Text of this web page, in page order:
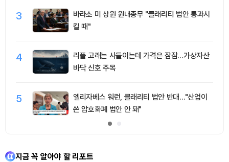
3
바라소 미 상원 원내총무 "클래리티 법안 통과시
킬 때"
4
리플 고래는 사들이는데 가격은 잠잠…가상자산
바닥 신호 주목
5
엘리자베스 워런, 클래리티 법안 반대…"산업이
쓴 암호화폐 법안 안 돼"
지금 꼭 알아야 할 리포트